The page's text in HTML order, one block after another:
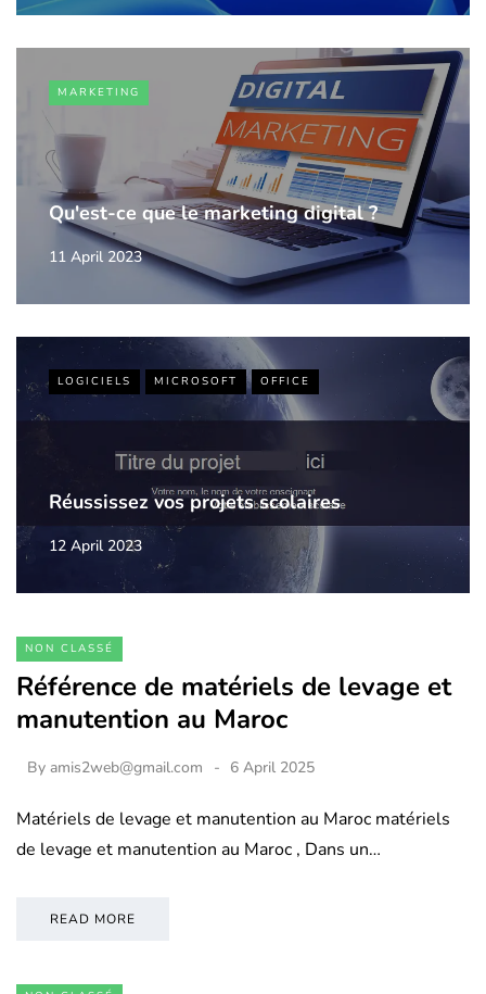
MARKETING
Qu'est-ce que le marketing digital ?
11 April 2023
LOGICIELS MICROSOFT OFFICE
Réussissez vos projets scolaires
12 April 2023
NON CLASSÉ
Référence de matériels de levage et
manutention au Maroc
By amis2web@gmail.com 6 April 2025
Matériels de levage et manutention au Maroc matériels
de levage et manutention au Maroc , Dans un…
READ MORE